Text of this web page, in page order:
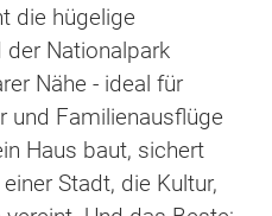
die hügelige
Nationalpark
Nähe - ideal für
und Familienausflüge
Haus baut, sichert
Stadt, die Kultur,